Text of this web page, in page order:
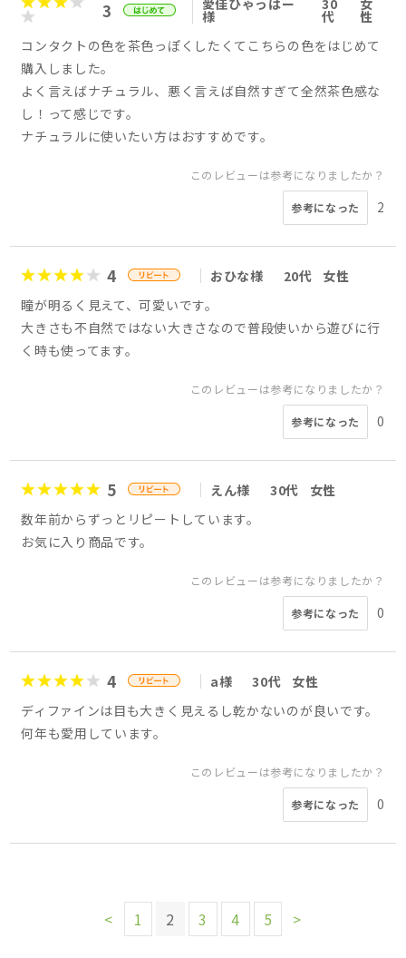
3 愛佳ひゃっはー
様
30
代
女
性
コンタクトの色を茶色っぽくしたくてこちらの色をはじめて
購入しました。
よく言えばナチュラル、悪く言えば自然すぎて全然茶色感な
し！って感じです。
ナチュラルに使いたい方はおすすめです。
このレビューは参考になりましたか？
参考になった 2
4 おひな様 20代
女性
瞳が明るく見えて、可愛いです。
大きさも不自然ではない大きさなので普段使いから遊びに行
く時も使ってます。
このレビューは参考になりましたか？
参考になった 0
5 えん様 30代
女性
数年前からずっとリピートしています。
お気に入り商品です。
このレビューは参考になりましたか？
参考になった 0
4 a様 30代
女性
ディファインは目も大きく見えるし乾かないのが良いです。
何年も愛用しています。
このレビューは参考になりましたか？
参考になった 0
< 1 2 3 4 5 >